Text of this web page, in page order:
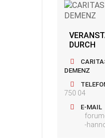
DURCH
DEMENZ
750 04
E-MAIL
-